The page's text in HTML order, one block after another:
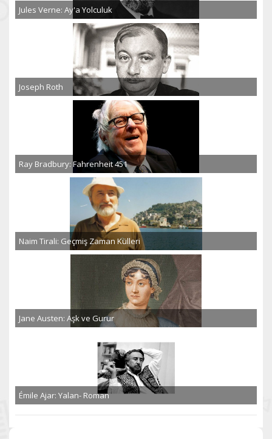
Jules Verne: Ay'a Yolculuk
Joseph Roth
Ray Bradbury: Fahrenheit 451
Naim Tirali: Geçmiş Zaman Külleri
Jane Austen: Aşk ve Gurur
Émile Ajar: Yalan- Roman